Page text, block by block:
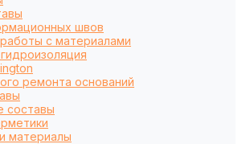
швов
с материалами
ремонта оснований
составы
материалы